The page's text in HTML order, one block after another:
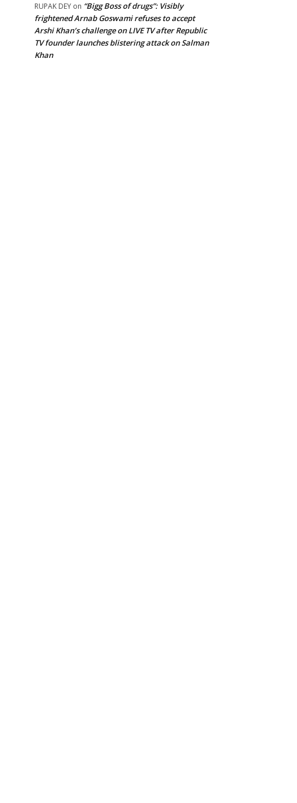
RUPAK DEY on “Bigg Boss of drugs”: Visibly
frightened Arnab Goswami refuses to accept
Arshi Khan’s challenge on LIVE TV after Republic
TV founder launches blistering attack on Salman
Khan